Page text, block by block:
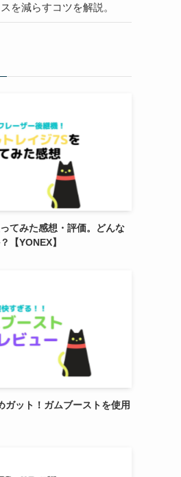
を減らすコツを解説。
てみた感想・評価。どんな
【YONEX】
ガット！ガムブーストを使用